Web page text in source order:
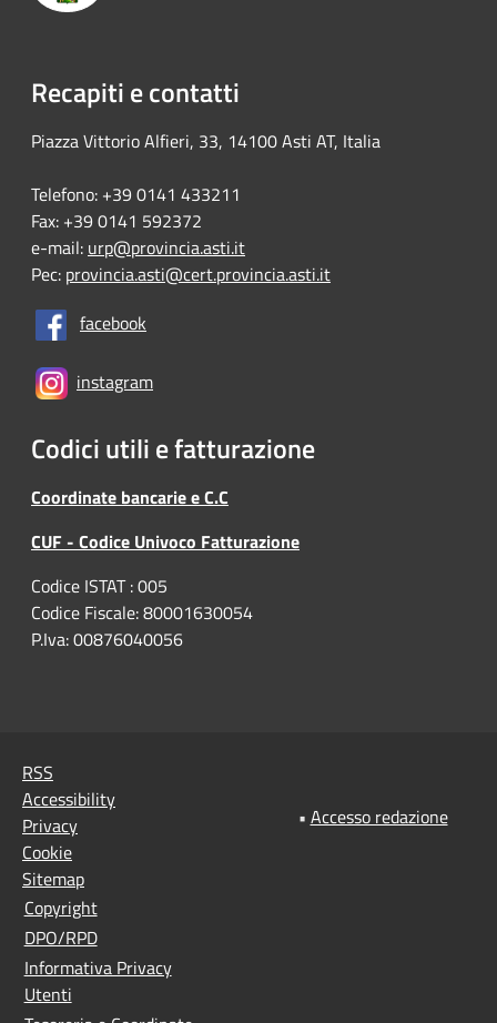
Recapiti e contatti
Piazza Vittorio Alfieri, 33, 14100 Asti AT, Italia
Telefono: +39 0141 433211
Fax: +39 0141 592372
e-mail: urp@provincia.asti.it
Pec: provincia.asti@cert.provincia.asti.it
facebook
instagram
Codici utili e fatturazione
Coordinate bancarie e C.C
CUF - Codice Univoco Fatturazione
Codice ISTAT : 005
Codice Fiscale: 80001630054
P.Iva: 00876040056
RSS
Accessibility
Privacy
Cookie
Sitemap
Copyright
DPO/RPD
Informativa Privacy
Utenti
• Accesso redazione